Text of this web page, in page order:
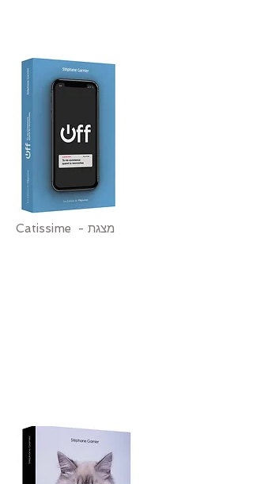
Catissime - מצגת